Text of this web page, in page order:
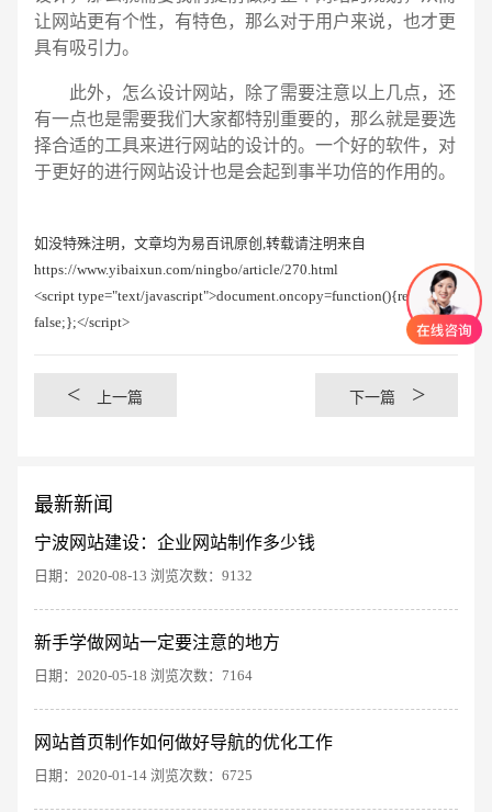
让网站更有个性，有特色，那么对于用户来说，也才更
具有吸引力。
此外，怎么设计网站，除了需要注意以上几点，还
有一点也是需要我们大家都特别重要的，那么就是要选
择合适的工具来进行网站的设计的。一个好的软件，对
于更好的进行网站设计也是会起到事半功倍的作用的。
如没特殊注明，文章均为易百讯原创,转载请注明来自
https://www.yibaixun.com/ningbo/article/270.html
<script type="text/javascript">document.oncopy=function(){return
false;};</script>
< 上一篇 下一篇 >
最新新闻
宁波网站建设：企业网站制作多少钱
日期：2020-08-13 浏览次数：9132
新手学做网站一定要注意的地方
日期：2020-05-18 浏览次数：7164
网站首页制作如何做好导航的优化工作
日期：2020-01-14 浏览次数：6725
创意品牌型网站 · 标准企业官网建设